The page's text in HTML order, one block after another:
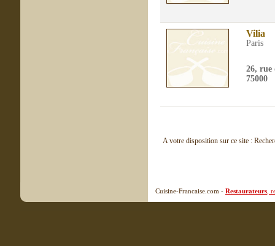
Vilia
Paris
26, rue
75000
A votre disposition sur ce site :
Cuisine-Francaise.com - Restaurateurs ,